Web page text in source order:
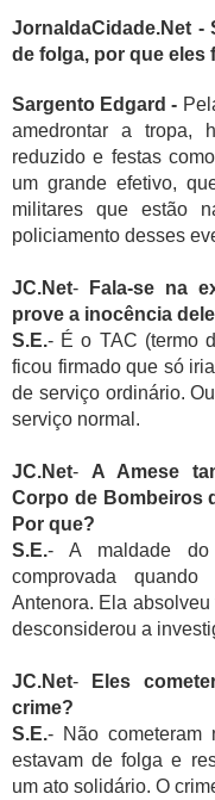
JornaldaCidade.Net -
de folga, por que eles
Sargento Edgard -
amedrontar a tropa,
reduzido e festas
um grande efetivo,
militares que estão
policiamento desses
JC.Net-
Fala-se na
prove a inocência
S.E.- É o TAC (termo
ficou firmado que só
de serviço ordinário.
serviço normal.
JC.Net- A Amese
Corpo de Bombeiros
Por que?
S.E.- A maldade do
comprovada
Antenora. Ela
desconsiderou a
JC.Net-
Eles
crime?
S.E.- Não cometeram
estavam de folga e
um ato solidário. O